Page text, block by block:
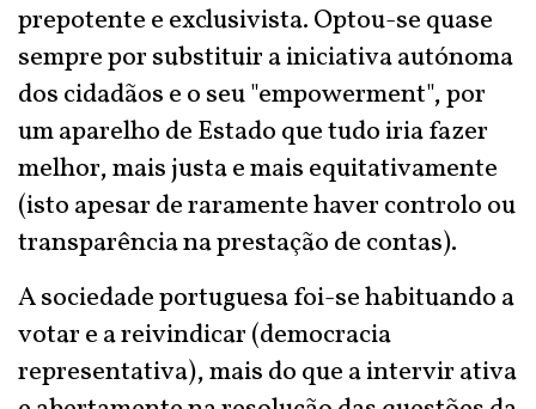
prepotente e exclusivista. Optou-se quase
sempre por substituir a iniciativa autónoma
dos cidadãos e o seu "empowerment", por
um aparelho de Estado que tudo iria fazer
melhor, mais justa e mais equitativamente
(isto apesar de raramente haver controlo ou
transparência na prestação de contas).
A sociedade portuguesa foi-se habituando a
votar e a reivindicar (democracia
representativa), mais do que a intervir ativa